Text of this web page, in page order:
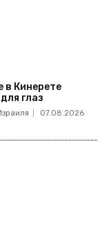
в Кинерете
глаз
07.08.2026